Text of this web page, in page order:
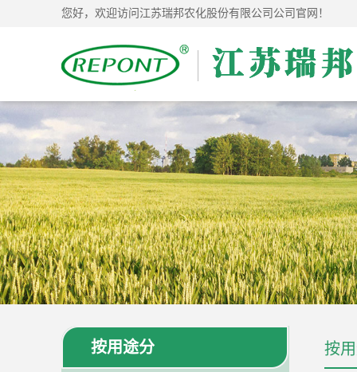
您好，欢迎访问江苏瑞邦农化股份有限公司公司官网！
按用途分 按